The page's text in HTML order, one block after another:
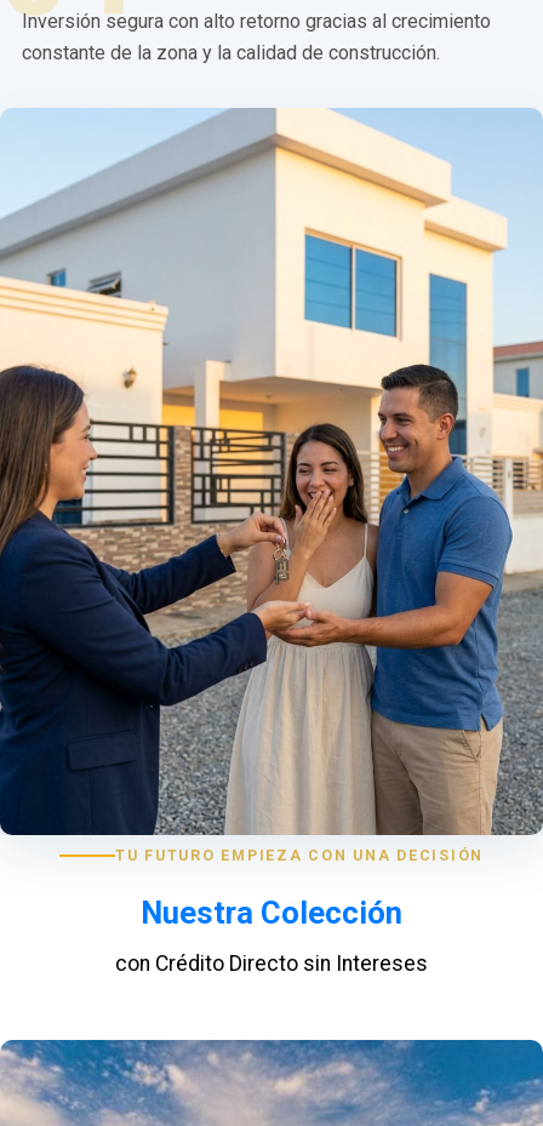
Inversión segura con alto retorno gracias al crecimiento
constante de la zona y la calidad de construcción.
TU FUTURO EMPIEZA CON UNA DECISIÓN
Nuestra Colección
con Crédito Directo sin Intereses